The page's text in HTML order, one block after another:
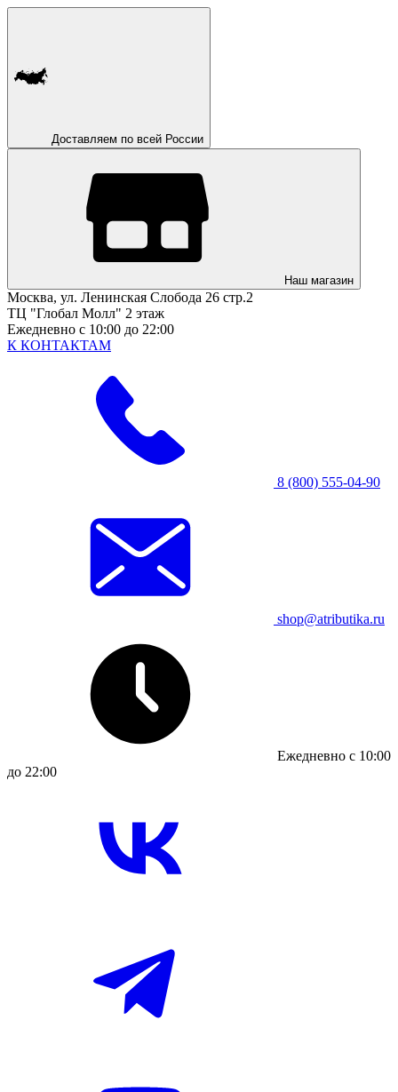
Доставляем по всей России
Наш магазин
Москва, ул. Ленинская Слобода 26 стр.2
ТЦ "Глобал Молл" 2 этаж
Ежедневно с 10:00 до 22:00
К КОНТАКТАМ
8 (800) 555-04-90
shop@atributika.ru
Ежедневно с 10:00
до 22:00